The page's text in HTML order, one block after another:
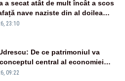
a secat atât de mult încât a scos
nave naziste din al doilea
23:10
De ce patrimoniul va
central al economiei
09:22